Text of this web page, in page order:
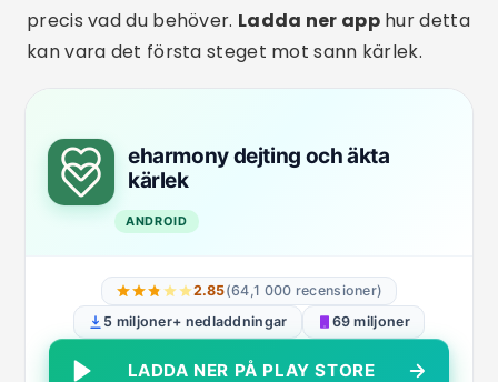
alltmer framträdande för att främja
målinriktade relationer. Till skillnad från andra
värderingar. Allt med ett modernt utseende och
interaktiva verktyg.
Reklam - SpotAds
En viktig skillnad för Círculo är dess system för
"medvetna kontakter", där användare endast
kan interagera efter en ömsesidig
kompatibilitetsanalys. Detta minskar ytliga
tillvägagångssätt och skapar en mer